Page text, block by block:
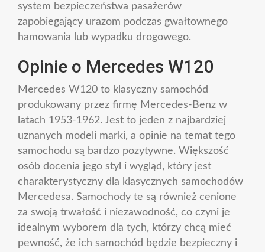
system bezpieczeństwa pasażerów
zapobiegający urazom podczas gwałtownego
hamowania lub wypadku drogowego.
Opinie o Mercedes W120
Mercedes W120 to klasyczny samochód
produkowany przez firmę Mercedes-Benz w
latach 1953-1962. Jest to jeden z najbardziej
uznanych modeli marki, a opinie na temat tego
samochodu są bardzo pozytywne. Większość
osób docenia jego styl i wygląd, który jest
charakterystyczny dla klasycznych samochodów
Mercedesa. Samochody te są również cenione
za swoją trwałość i niezawodność, co czyni je
idealnym wyborem dla tych, którzy chcą mieć
pewność, że ich samochód będzie bezpieczny i